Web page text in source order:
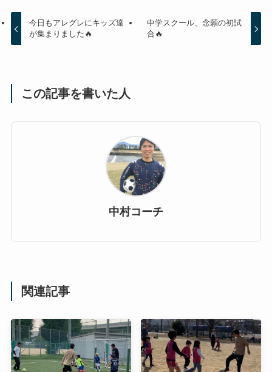
今日もアレグレにキッズ達
が集まりました🔥
中学スクール、念願の初試
合🔥
この記事を書いた人
中村コーチ
関連記事